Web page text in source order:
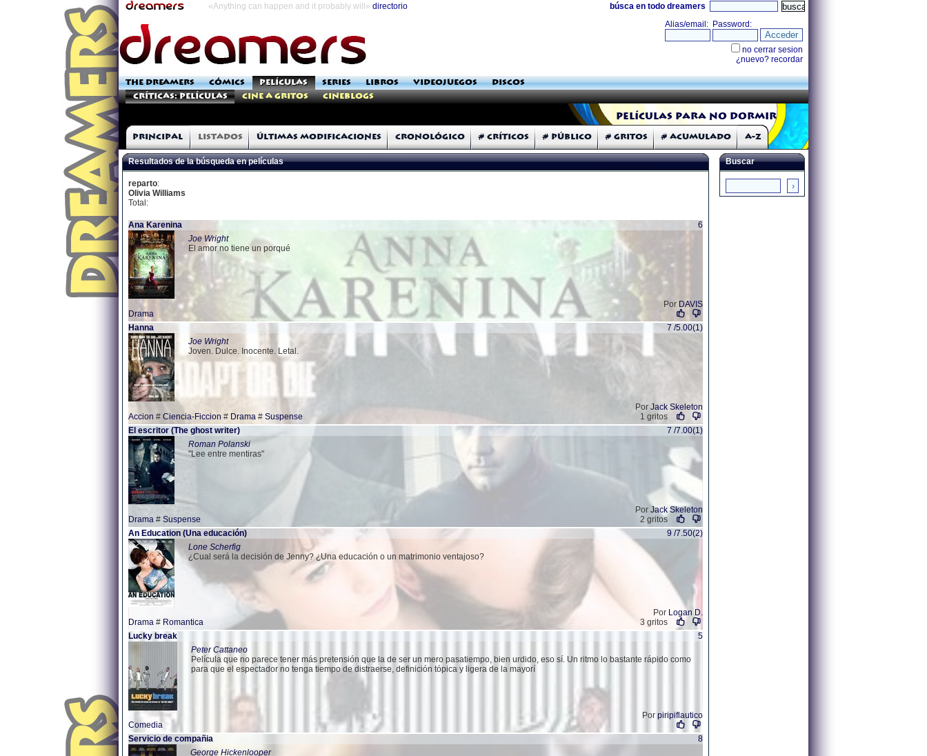
«Anything can happen and it probably will» directorio búsca en todo dreamers
THE DREAMERS CÓMICS PELÍCULAS SERIES LIBROS VIDEOJUEGOS
DISCOS
Críticas: Películas
Cine a Gritos Cineblogs
Películas para no dormir
Principal Listados Últimas modificaciones Cronológico # Críticos # Público # Gritos # Acumulado A-Z
Resultados de la búsqueda en películas
reparto:
Olivia Williams
Total:
Ana Karenina
6
Joe Wright
El amor no tiene un porqué
Por DAVIS
Drama
Hanna
7 /5.00(1)
Joe Wright
Joven. Dulce. Inocente. Letal.
Por Jack Skeleton
Accion # Ciencia-Ficcion # Drama # Suspense
1 gritos
El escritor (The ghost writer)
7 /7.00(1)
Roman Polanski
"Lee entre mentiras"
Por Jack Skeleton
Drama # Suspense
2 gritos
An Education (Una educación)
9 /7.50(2)
Lone Scherfig
¿Cual será la decisión de Jenny? ¿Una educación o un matrimonio ventajoso?
Por Logan D.
Drama # Romantica
3 gritos
Lucky break
5
Peter Cattaneo
Película que no parece tener más pretensión que la de ser un mero pasatiempo, bien urdido, eso sí. Un ritmo lo bastante rápido como
para que el espectador no tenga tiempo de distraerse, definición tópica y ligera de la mayorí
Por piripiflautico
Comedia
Servicio de compañia
8
George Hickenlooper
Buscar